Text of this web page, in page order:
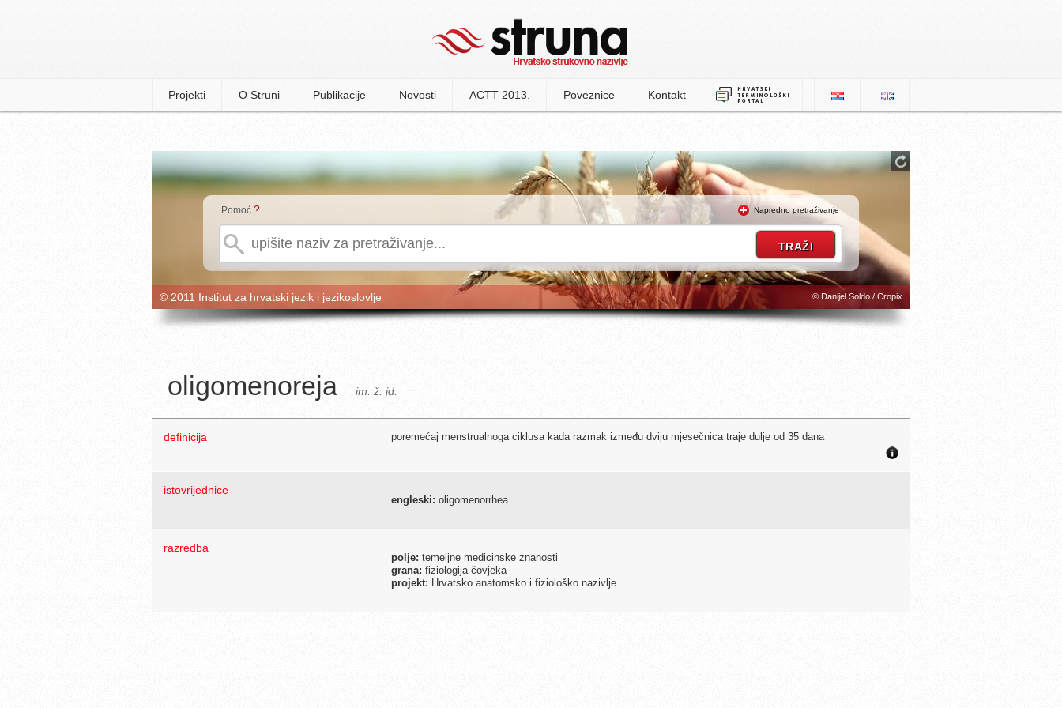
Projekti O Struni Publikacije Novosti ACTT 2013. Poveznice Kontakt
Pomoć ? Napredno pretraživanje
© 2011 Institut za hrvatski jezik i jezikoslovlje © Danijel Soldo / Cropix
oligomenoreja im. ž. jd.
definicija poremećaj menstrualnoga ciklusa kada razmak između dviju mjesečnica traje dulje od 35 dana
istovrijednice
engleski: oligomenorrhea
razredba
polje: temeljne medicinske znanosti
grana: fiziologija čovjeka
projekt: Hrvatsko anatomsko i fiziološko nazivlje